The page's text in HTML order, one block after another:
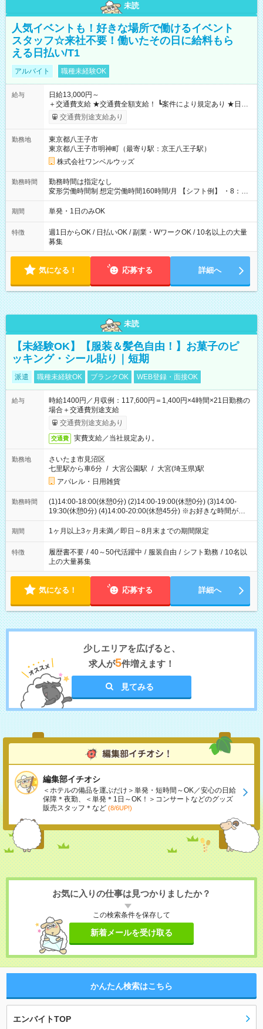
未読
人気イベントも！好きな場所で働けるイベント
スタッフ☆来社不要！働いたその日に給料もら
える日払い/T1
アルバイト 職種未経験OK
給与
日給13,000円～
＋交通費支給 ★交通費全額支給！ ┗案件により規定あり ★日払
いOK！（規定あり） ┗働いたその日に現金GET♪ お仕事後はコ
ンビニATMから 日払い分を引き落とせます！ 【試用期間】試
交通費別途支給あり
勤務地
東京都八王子市
東京都八王子市明神町（最寄り駅：京王八王子駅）
株式会社ワンベルウッズ
勤務時間
勤務時間は指定なし
変形労働時間制 想定労働時間160時間/月 【シフト例】 ・8：00
～21：00
期間 単発・1日のみOK
特徴
週1日からOK / 日払いOK / 副業・WワークOK / 10名以上の大量
募集
気になる！ 応募する 詳細へ
未読
【未経験OK】【服装＆髪色自由！】お菓子のピ
ッキング・シール貼り｜短期
派遣 職種未経験OK ブランクOK WEB登録・面接OK
給与
時給1400円／月収例：117,600円＝1,400円×4時間×21日勤務の
場合＋交通費別途支給
交通費別途支給あり
交通費 実費支給／当社規定あり。
勤務地
さいたま市見沼区
七里駅から車6分 / 大宮公園駅 / 大宮(埼玉県)駅
アパレル・日用雑貨
勤務時間
(1)14:00-18:00(休憩0分) (2)14:00-19:00(休憩0分) (3)14:00-
19:30(休憩0分) (4)14:00-20:00(休憩45分) ※お好きな時間が選べ
ます
期間 1ヶ月以上3ヶ月未満／即日～8月末までの期間限定
特徴 履歴書不要 / 40～50代活躍中 / 服装自由 / シフト勤務 / 10名以
上の大量募集
気になる！ 応募する 詳細へ
少しエリアを広げると、
求人が5件増えます！
見てみる
編集部イチオシ
＜ホテルの備品を運ぶだけ＞単発・短時間～OK／安心の日給
保障＊夜勤、＜単発＊1日～OK！＞コンサートなどのグッズ
販売スタッフ＊など (8/6UP!)
お気に入りの仕事は見つかりましたか？
この検索条件を保存して
新着メールを受け取る
かんたん検索はこちら
エンバイトTOP